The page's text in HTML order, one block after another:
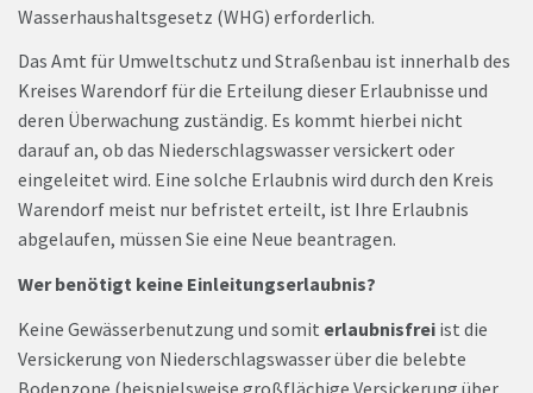
Wasserhaushaltsgesetz (WHG) erforderlich.
Das Amt für Umweltschutz und Straßenbau ist innerhalb des
Kreises Warendorf für die Erteilung dieser Erlaubnisse und
deren Überwachung zuständig. Es kommt hierbei nicht
darauf an, ob das Niederschlagswasser versickert oder
eingeleitet wird. Eine solche Erlaubnis wird durch den Kreis
Warendorf meist nur befristet erteilt, ist Ihre Erlaubnis
abgelaufen, müssen Sie eine Neue beantragen.
Wer benötigt keine Einleitungserlaubnis?
Keine Gewässerbenutzung und somit erlaubnisfrei ist die
Versickerung von Niederschlagswasser über die belebte
Bodenzone (beispielsweise großflächige Versickerung über